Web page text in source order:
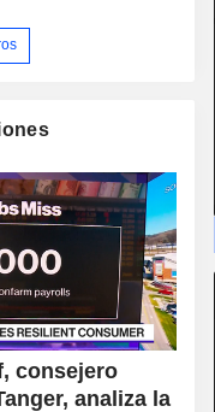
consejero
analiza la